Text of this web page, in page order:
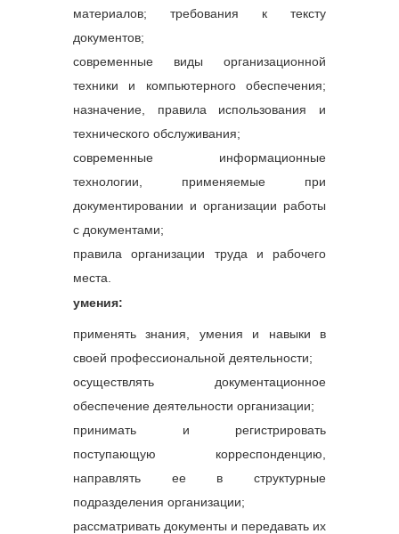
материалов; требования к тексту
документов;
современные виды организационной
техники и компьютерного обеспечения;
назначение, правила использования и
технического обслуживания;
современные информационные
технологии, применяемые при
документировании и организации работы
с документами;
правила организации труда и рабочего
места.
умения:
применять знания, умения и навыки в
своей профессиональной деятельности;
осуществлять документационное
обеспечение деятельности организации;
принимать и регистрировать
поступающую корреспонденцию,
направлять ее в структурные
подразделения организации;
рассматривать документы и передавать их